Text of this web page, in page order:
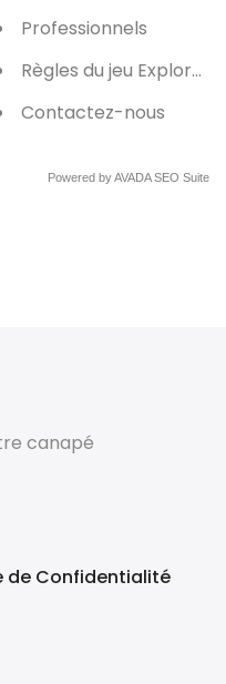
Professionnels
Règles du jeu Explora
Contactez-nous
Powered byAVADA SEO Suite
canapé
de Confidentialité